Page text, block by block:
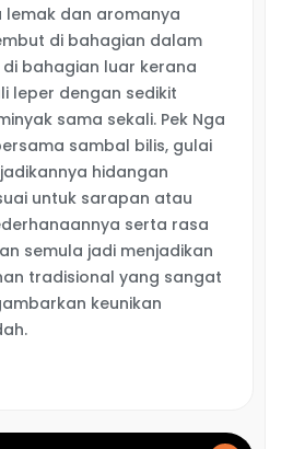
lemak dan aromanya
di bahagian dalam
bahagian luar kerana
leper dengan sedikit
sama sekali. Pek Nga
sambal bilis, gulai
hidangan
untuk sarapan atau
serta rasa
semula jadi menjadikan
tradisional yang sangat
keunikan